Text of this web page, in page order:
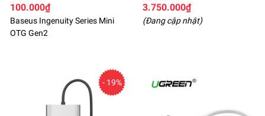
100.000₫
Baseus Ingenuity Series Mini
OTG Gen2
3.750.000₫
(Đang cập nhật)
- 19%